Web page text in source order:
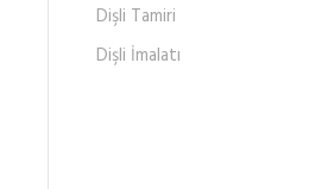
Dişli Tamiri
Dişli İmalatı